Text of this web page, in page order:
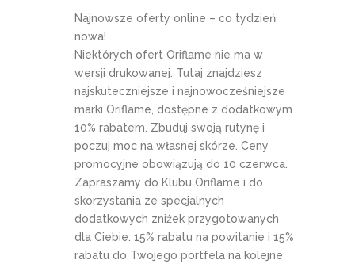
Najnowsze oferty online – co tydzień
nowa!
Niektórych ofert Oriflame nie ma w
wersji drukowanej. Tutaj znajdziesz
najskuteczniejsze i najnowocześniejsze
marki Oriflame, dostępne z dodatkowym
10% rabatem. Zbuduj swoją rutynę i
poczuj moc na własnej skórze. Ceny
promocyjne obowiązują do 10 czerwca.
Zapraszamy do Klubu Oriflame i do
skorzystania ze specjalnych
dodatkowych zniżek przygotowanych
dla Ciebie: 15% rabatu na powitanie i 15%
rabatu do Twojego portfela na kolejne